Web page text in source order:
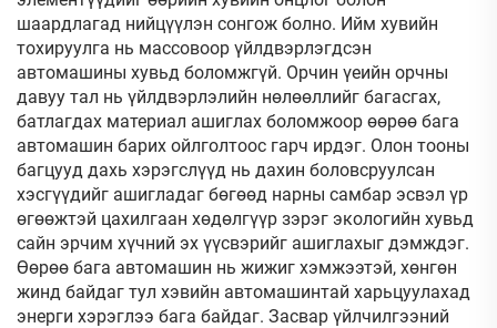
шаардлагад нийцүүлэн сонгож болно. Ийм хувийн
тохируулга нь массовоор үйлдвэрлэгдсэн
автомашины хувьд боломжгүй. Орчин үеийн орчны
давуу тал нь үйлдвэрлэлийн нөлөөллийг багасгах,
батлагдах материал ашиглах боломжоор өөрөө бага
автомашин барих ойлголтоос гарч ирдэг. Олон тооны
багцууд дахь хэрэгслүүд нь дахин боловсруулсан
хэсгүүдийг ашигладаг бөгөөд нарны самбар эсвэл үр
өгөөжтэй цахилгаан хөдөлгүүр зэрэг экологийн хувьд
сайн эрчим хүчний эх үүсвэрийг ашиглахыг дэмждэг.
Өөрөө бага автомашин нь жижиг хэмжээтэй, хөнгөн
жинд байдаг тул хэвийн автомашинтай харьцуулахад
энерги хэрэглээ бага байдаг. Засвар үйлчилгээний